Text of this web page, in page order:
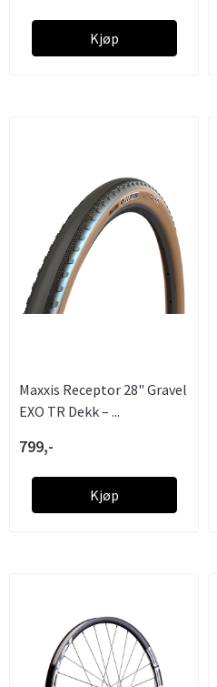
Kjøp
Maxxis Receptor 28" Gravel
EXO TR Dekk – ...
799,-
Kjøp